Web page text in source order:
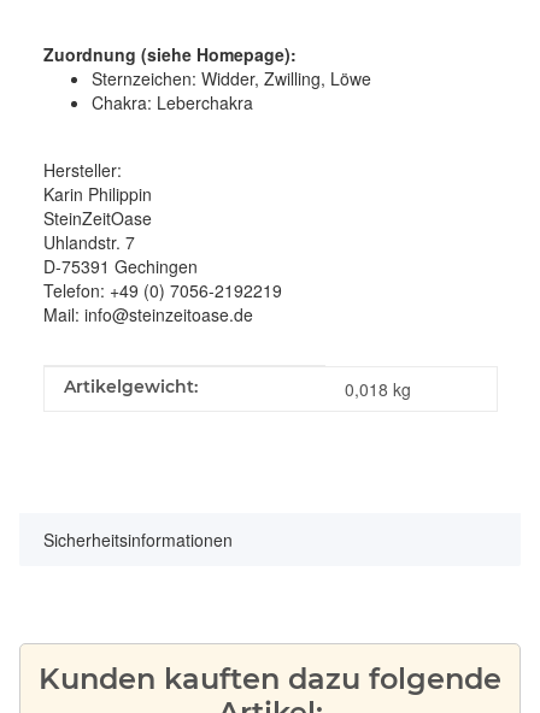
Zuordnung (siehe Homepage):
Sternzeichen: Widder, Zwilling, Löwe
Chakra: Leberchakra
Hersteller:
Karin Philippin
SteinZeitOase
Uhlandstr. 7
D-75391 Gechingen
Telefon: +49 (0) 7056-2192219
Mail: info@steinzeitoase.de
Produkteigenschaft
Wert
Artikelgewicht: 0,018 kg
Sicherheitsinformationen
Kunden kauften dazu folgende